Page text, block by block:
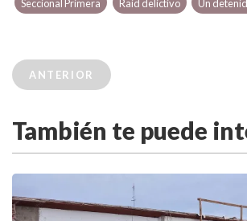
Seccional Primera Raid delictivo Un
ANTERIOR
También te puede